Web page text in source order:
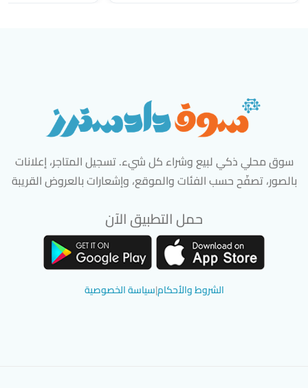
سوق محلي ذكي لبيع وشراء كل شيء. تسجيل المتاجر، إعلانات
بالصور، تصفّح حسب الفئات والموقع، وإشعارات بالعروض القريبة
حمل التطبيق الآن
الشروط والأحكام|سياسة الخصوصية